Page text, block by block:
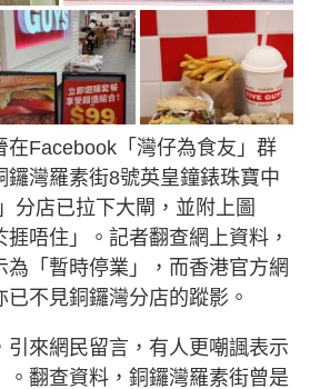
在Facebook「灣仔為食友」群
鑼灣羅素街8號英皇鐘錶珠寶中
分店已拉下大閘，並附上圖
唔住」。記者翻查網上資料，
為「暫時停業」，而香港官方網
不見銅鑼灣分店的蹤影。
引來網民留言，有人更嘲諷表示
。翻查資料，銅鑼灣羅素街曾是